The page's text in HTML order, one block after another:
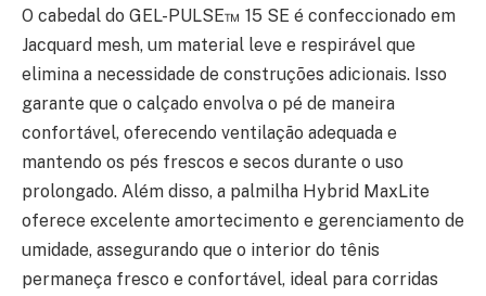
O cabedal do GEL-PULSE™ 15 SE é confeccionado em
Jacquard mesh, um material leve e respirável que
elimina a necessidade de construções adicionais. Isso
garante que o calçado envolva o pé de maneira
confortável, oferecendo ventilação adequada e
mantendo os pés frescos e secos durante o uso
prolongado. Além disso, a palmilha Hybrid MaxLite
oferece excelente amortecimento e gerenciamento de
umidade, assegurando que o interior do tênis
permaneça fresco e confortável, ideal para corridas